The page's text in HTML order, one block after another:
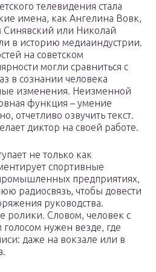
телевидения стала
имена, как Ангелина Вовк,
или Николай
в историю медиаиндустрии.
на советском
могли сравниться с
в сознании человека
изменения. Неизменной
функция – умение
отчетливо озвучить текст.
диктор на своей работе.
не только как
спортивные
предприятиях,
радиосвязь, чтобы довести
руководства.
ролики. Словом, человек с
нужен везде, где
даже на вокзале или в